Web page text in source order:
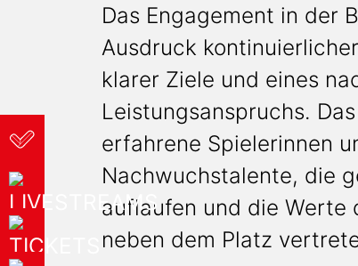
Das Engagement in der
Ausdruck
klarer Ziele und eines
Leistungsanspruchs.
erfahrene Spielerinnen
Nachwuchstalente, die
auflaufen und die Werte
neben dem Platz